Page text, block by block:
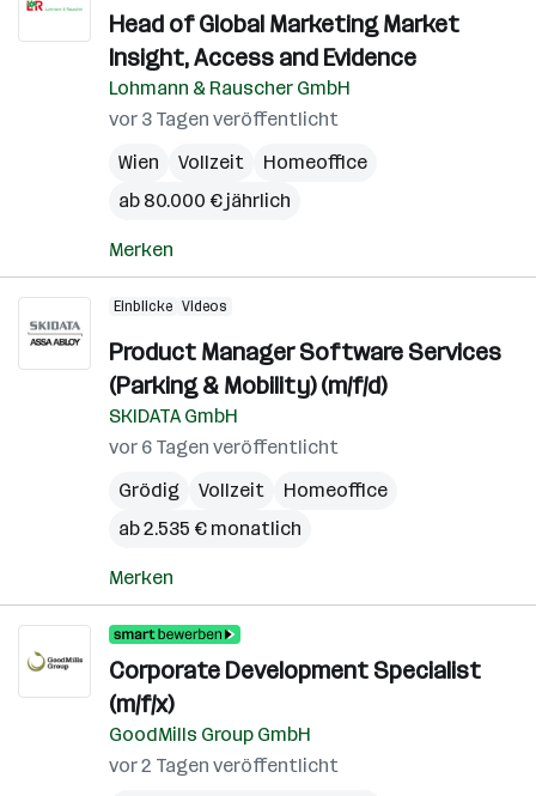
Jobs
Head of Global Marketing Market
Insight, Access and Evidence
Lohmann & Rauscher GmbH
vor 3 Tagen veröffentlicht
Wien
Vollzeit
Homeoffice
ab 80.000 € jährlich
Merken
Einblicke Videos
Product Manager Software Services
(Parking & Mobility) (m/f/d)
SKIDATA GmbH
vor 6 Tagen veröffentlicht
Grödig
Vollzeit
Homeoffice
ab 2.535 € monatlich
Merken
Corporate Development Specialist
(m/f/x)
GoodMills Group GmbH
vor 2 Tagen veröffentlicht